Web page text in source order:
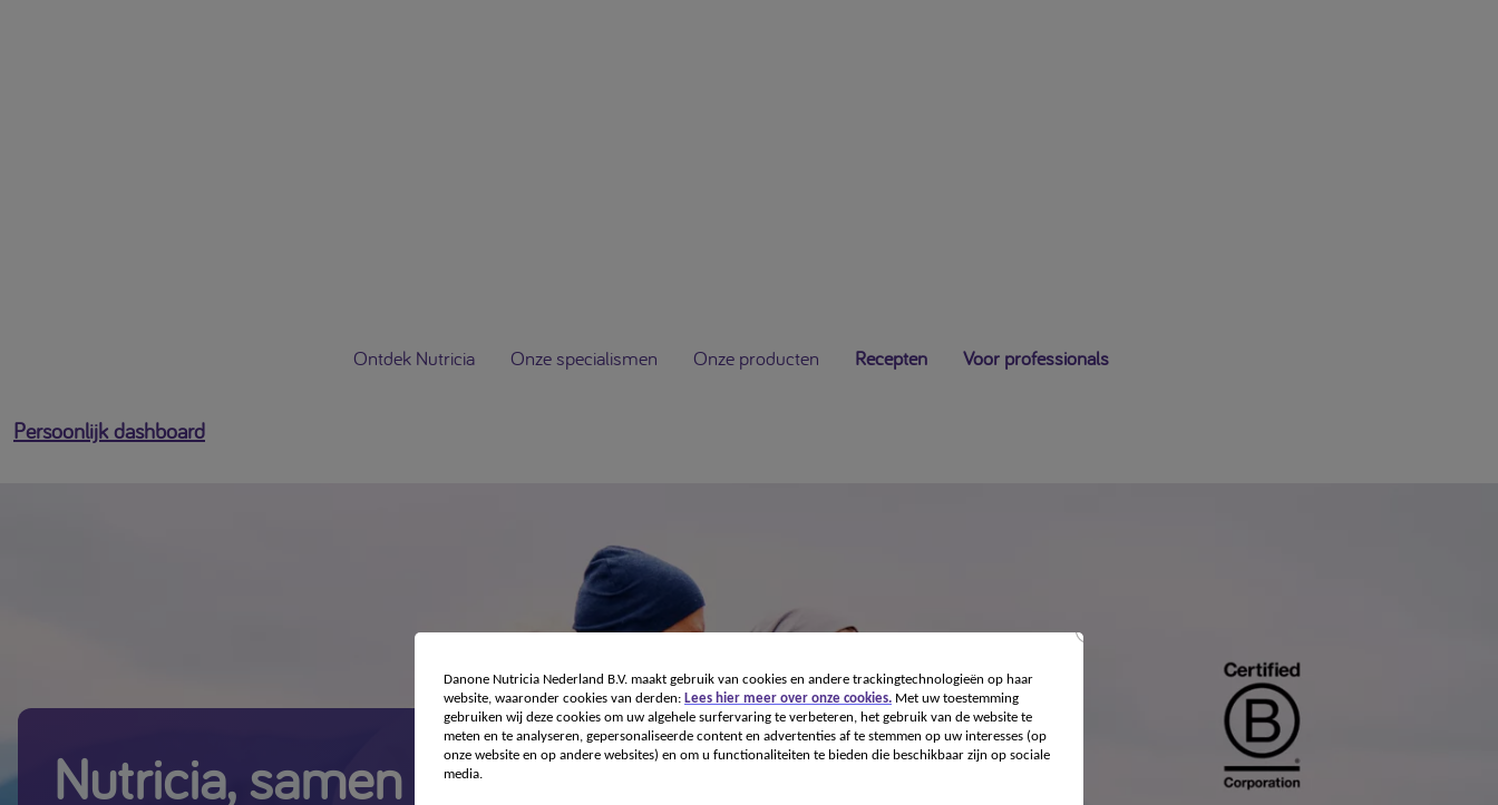
Ontdek Nutricia Onze specialismen Onze producten Recepten Voor professionals
Persoonlijk dashboard
Nutricia, samen voor het leven
Danone Nutricia Nederland B.V. maakt gebruik van cookies en andere trackingtechnologieën op haar
website, waaronder cookies van derden: Lees hier meer over onze cookies. Met uw toestemming
gebruiken wij deze cookies om uw algehele surfervaring te verbeteren, het gebruik van de website te
meten en te analyseren, gepersonaliseerde content en advertenties af te stemmen op uw interesses (op
onze website en op andere websites) en om u functionaliteiten te bieden die beschikbaar zijn op sociale
media.